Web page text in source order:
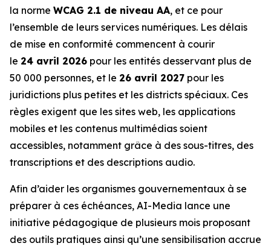
la norme WCAG 2.1 de niveau AA, et ce pour
l’ensemble de leurs services numériques. Les délais
de mise en conformité commencent à courir
le 24 avril 2026 pour les entités desservant plus de
50 000 personnes, et le 26 avril 2027 pour les
juridictions plus petites et les districts spéciaux. Ces
règles exigent que les sites web, les applications
mobiles et les contenus multimédias soient
accessibles, notamment grâce à des sous-titres, des
transcriptions et des descriptions audio.
Afin d’aider les organismes gouvernementaux à se
préparer à ces échéances, AI-Media lance une
initiative pédagogique de plusieurs mois proposant
des outils pratiques ainsi qu’une sensibilisation accrue